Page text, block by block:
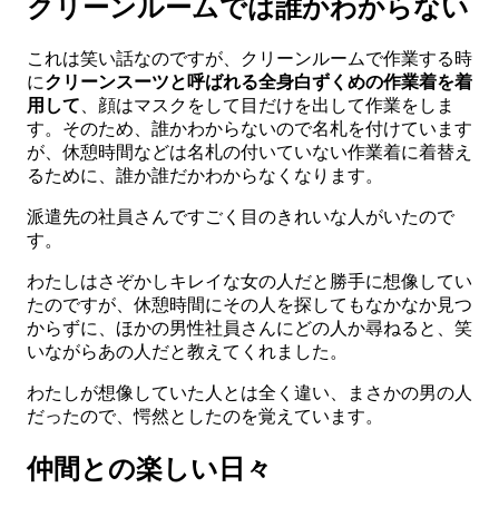
クリーンルームでは誰かわからない
これは笑い話なのですが、クリーンルームで作業する時
にクリーンスーツと呼ばれる全身白ずくめの作業着を着
用して 、顔はマスクをして目だけを出して作業をしま
す。そのため、誰かわからないので名札を付けています
が、休憩時間などは名札の付いていない作業着に着替え
るために、誰か誰だかわからなくなります。
派遣先の社員さんですごく目のきれいな人がいたので
す。
わたしはさぞかしキレイな女の人だと勝手に想像してい
たのですが、休憩時間にその人を探してもなかなか見つ
からずに、ほかの男性社員さんにどの人か尋ねると、笑
いながらあの人だと教えてくれました。
わたしが想像していた人とは全く違い、まさかの男の人
だったので、愕然としたのを覚えています。
仲間との楽しい日々